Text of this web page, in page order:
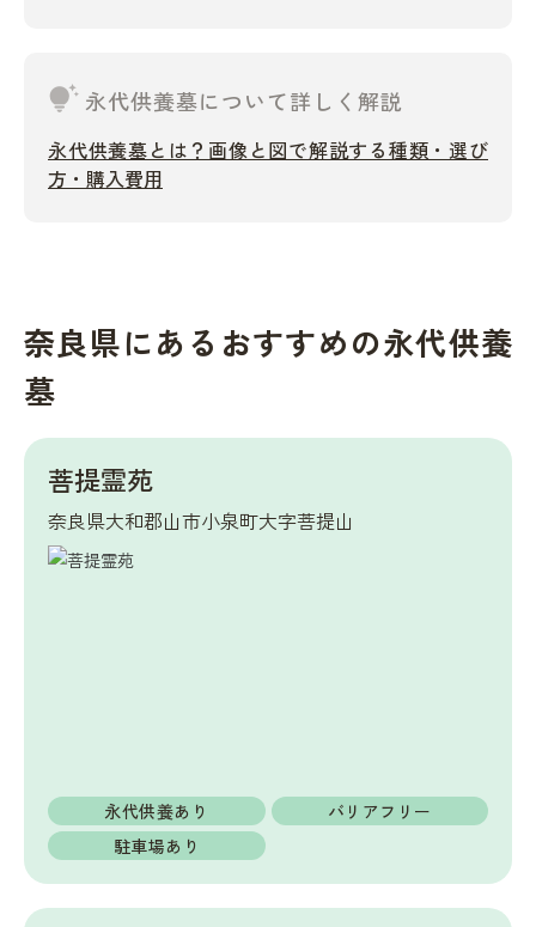
tips_and_updates 永代供養墓について詳しく解説
永代供養墓とは？画像と図で解説する種類・選び
方・購入費用
奈良県にあるおすすめの永代供養
墓
菩提霊苑
奈良県大和郡山市小泉町大字菩提山
永代供養あり
バリアフリー
駐車場あり